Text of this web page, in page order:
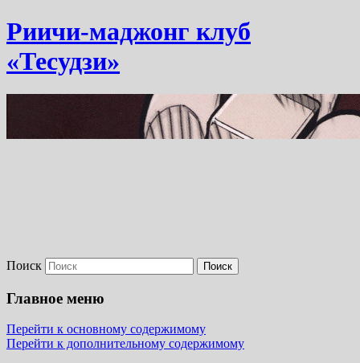
Риичи-маджонг клуб
«Тесудзи»
Поиск
Главное меню
Перейти к основному содержимому
Перейти к дополнительному содержимому